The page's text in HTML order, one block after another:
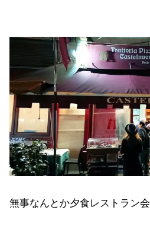
無事なんとか夕食レストラン会